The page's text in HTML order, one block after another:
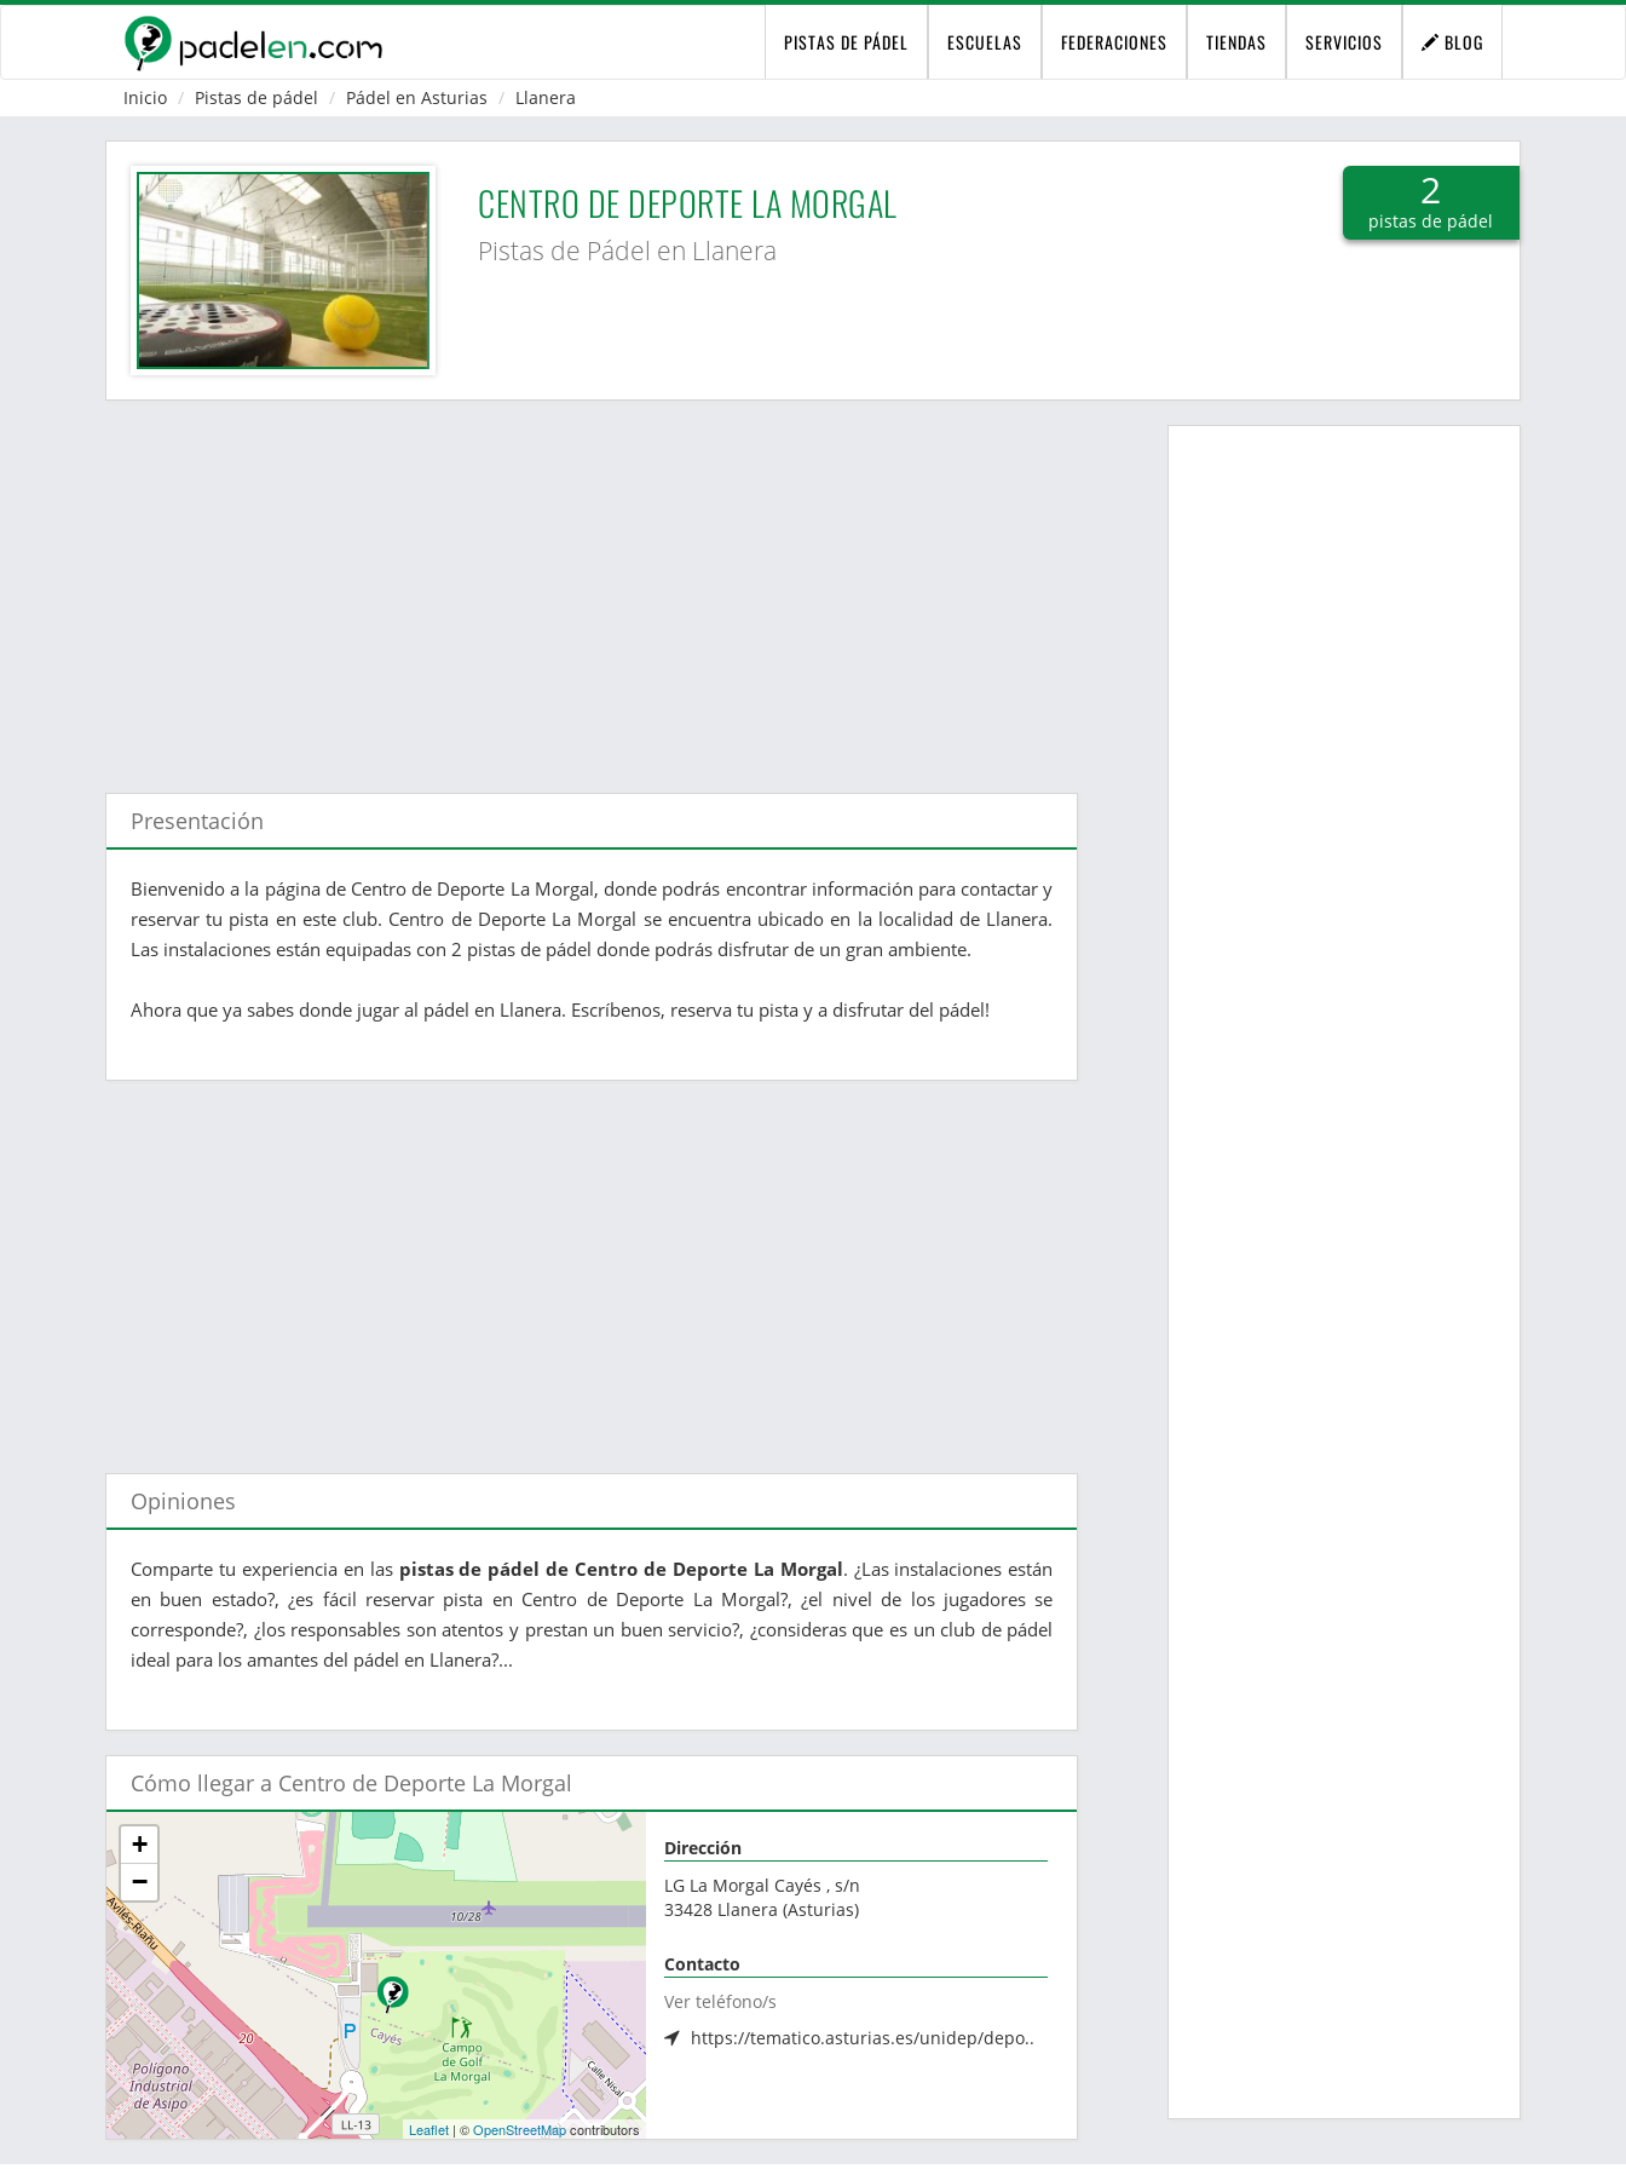
PISTAS DE PÁDEL ESCUELAS FEDERACIONES TIENDAS SERVICIOS BLOG
Inicio Pistas de pádel Pádel en Asturias Llanera
CENTRO DE DEPORTE LA MORGAL
Pistas de Pádel en Llanera
2
pistas de pádel
Presentación
Bienvenido a la página de Centro de Deporte La Morgal, donde podrás encontrar información para contactar y
reservar tu pista en este club. Centro de Deporte La Morgal se encuentra ubicado en la localidad de Llanera.
Las instalaciones están equipadas con 2 pistas de pádel donde podrás disfrutar de un gran ambiente.
Ahora que ya sabes donde jugar al pádel en Llanera. Escríbenos, reserva tu pista y a disfrutar del pádel!
Opiniones
Comparte tu experiencia en las pistas de pádel de Centro de Deporte La Morgal. ¿Las instalaciones están
en buen estado?, ¿es fácil reservar pista en Centro de Deporte La Morgal?, ¿el nivel de los jugadores se
corresponde?, ¿los responsables son atentos y prestan un buen servicio?, ¿consideras que es un club de pádel
ideal para los amantes del pádel en Llanera?...
Cómo llegar a Centro de Deporte La Morgal
+
−
Leaflet | ©OpenStreetMapcontributors
Dirección
LG La Morgal Cayés , s/n
33428 Llanera (Asturias)
Contacto
Ver teléfono/s
https://tematico.asturias.es/unidep/depo..